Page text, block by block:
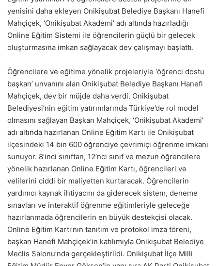
yenisini daha ekleyen Onikişubat Belediye Başkanı Hanefi
Mahçiçek, ‘Onikişubat Akademi’ adı altında hazırladığı
Online Eğitim Sistemi ile öğrencilerin güçlü bir gelecek
oluşturmasına imkan sağlayacak dev çalışmayı başlattı.
Öğrencilere ve eğitime yönelik projeleriyle ‘öğrenci dostu
başkan’ unvanını alan Onikişubat Belediye Başkanı Hanefi
Mahçiçek, dev bir müjde daha verdi. Onikişubat
Belediyesi’nin eğitim yatırımlarında Türkiye’de rol model
olmasını sağlayan Başkan Mahçiçek, ‘Onikişubat Akademi’
adı altında hazırlanan Online Eğitim Kartı ile Onikişubat
ilçesindeki 14 bin 600 öğrenciye çevrimiçi öğrenme imkanı
sunuyor. 8’inci sınıftan, 12’nci sınıf ve mezun öğrencilere
yönelik hazırlanan Online Eğitim Kartı, öğrencileri ve
velilerini ciddi bir maliyetten kurtaracak. Öğrencilerin
yardımcı kaynak ihtiyacını da giderecek sistem, deneme
sınavları ve interaktif öğrenme eğitimleriyle geleceğe
hazırlanmada öğrencilerin en büyük destekçisi olacak.
Online Eğitim Kartı’nın tanıtım ve protokol imza töreni,
başkan Hanefi Mahçiçek’in katılımıyla Onikişubat Belediye
Meclis Salonu’nda gerçekleştirildi. Onikişubat İlçe Milli